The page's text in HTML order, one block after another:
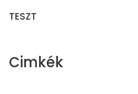
TESZT
Cimkék